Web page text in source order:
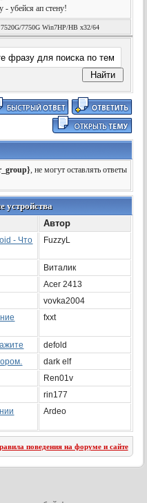
- убейся ап стену!
7520G/7750G Win7HP/HB x32/64
, не могут оставлять ответы
устройства
Автор
- Что
FuzzyL
Виталик
Acer 2413
vovka2004
fxxt
defold
dark elf
Ren01v
rin177
Ardeo
поведения на форуме и сайте